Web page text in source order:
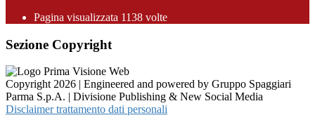
Pagina visualizzata 1138 volte
Sezione Copyright
Copyright 2026 | Engineered and powered by Gruppo Spaggiari
Parma S.p.A. | Divisione Publishing & New Social Media
Disclaimer trattamento dati personali